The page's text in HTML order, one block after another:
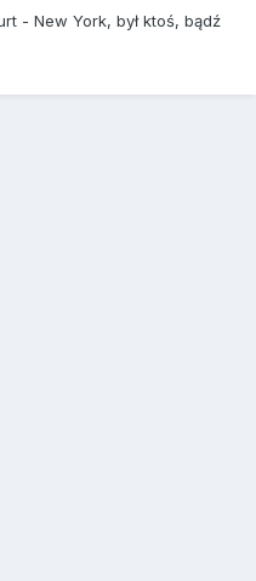
- New York, był ktoś, bądź